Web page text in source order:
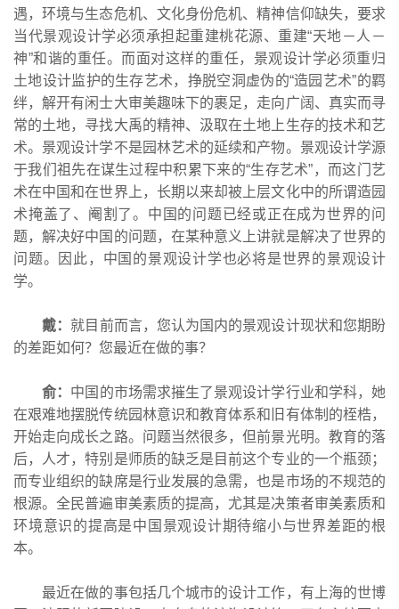
遇，环境与生态危机、文化身份危机、精神信仰缺失，要求
当代景观设计学必须承担起重建桃花源、重建“天地－人－
神”和谐的重任。而面对这样的重任，景观设计学必须重归
土地设计监护的生存艺术，挣脱空洞虚伪的“造园艺术”的羁
绊，解开有闲士大审美趣味下的裹足，走向广阔、真实而寻
常的土地，寻找大禹的精神、汲取在土地上生存的技术和艺
术。景观设计学不是园林艺术的延续和产物。景观设计学源
于我们祖先在谋生过程中积累下来的“生存艺术”，而这门艺
术在中国和在世界上，长期以来却被上层文化中的所谓造园
术掩盖了、阉割了。中国的问题已经或正在成为世界的问
题，解决好中国的问题，在某种意义上讲就是解决了世界的
问题。因此，中国的景观设计学也必将是世界的景观设计
学。
戴： 就目前而言，您认为国内的景观设计现状和您期盼
的差距如何？您最近在做的事？
俞： 中国的市场需求摧生了景观设计学行业和学科，她
在艰难地摆脱传统园林意识和教育体系和旧有体制的桎梏，
开始走向成长之路。问题当然很多，但前景光明。教育的落
后，人才，特别是师质的缺乏是目前这个专业的一个瓶颈；
而专业组织的缺席是行业发展的急需，也是市场的不规范的
根源。全民普遍审美素质的提高，尤其是决策者审美素质和
环境意识的提高是中国景观设计期待缩小与世界差距的根
本。
最近在做的事包括几个城市的设计工作，有上海的世博